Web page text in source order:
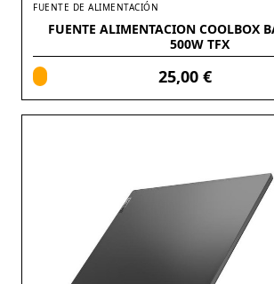
FUENTE DE ALIMENTACIÓN
FUENTE ALIMENTACION COOLBOX
500W TFX
25,00 €